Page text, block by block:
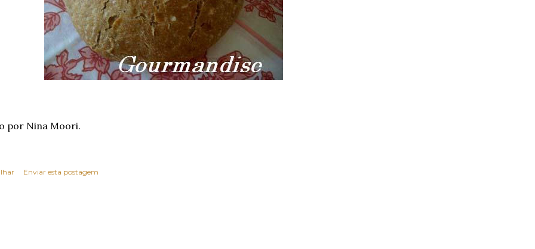
por Nina Moori.
Enviar esta postagem